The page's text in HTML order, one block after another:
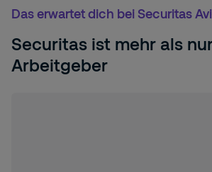
Das erwartet dich bei Securitas
Securitas ist mehr als
Arbeitgeber